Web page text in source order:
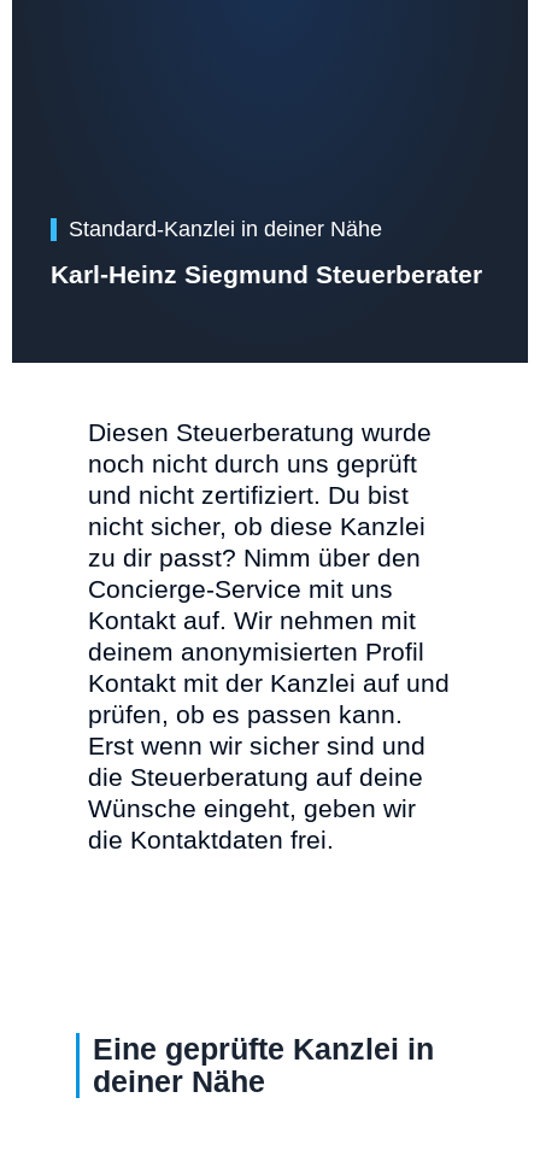
Standard-Kanzlei in deiner Nähe
Karl-Heinz Siegmund Steuerberater
Diesen Steuerberatung wurde
noch nicht durch uns geprüft
und nicht zertifiziert. Du bist
nicht sicher, ob diese Kanzlei
zu dir passt? Nimm über den
Concierge-Service mit uns
Kontakt auf. Wir nehmen mit
deinem anonymisierten Profil
Kontakt mit der Kanzlei auf und
prüfen, ob es passen kann.
Erst wenn wir sicher sind und
die Steuerberatung auf deine
Wünsche eingeht, geben wir
die Kontaktdaten frei.
Eine geprüfte Kanzlei in
deiner Nähe